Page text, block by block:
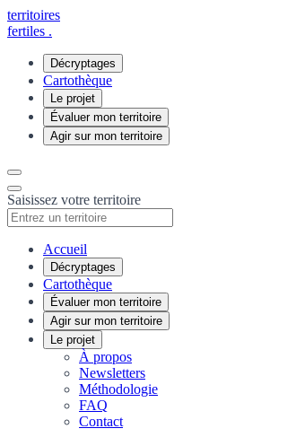
territoires
fertiles .
Décryptages
Cartothèque
Le projet
Évaluer mon territoire
Agir sur mon territoire
Saisissez votre territoire
Accueil
Décryptages
Cartothèque
Évaluer mon territoire
Agir sur mon territoire
Le projet
À propos
Newsletters
Méthodologie
FAQ
Contact